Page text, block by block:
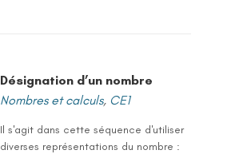
Désignation d’un nombre
Nombres et calculs, CE1
Il s'agit dans cette séquence d'utiliser
diverses représentations du nombre :